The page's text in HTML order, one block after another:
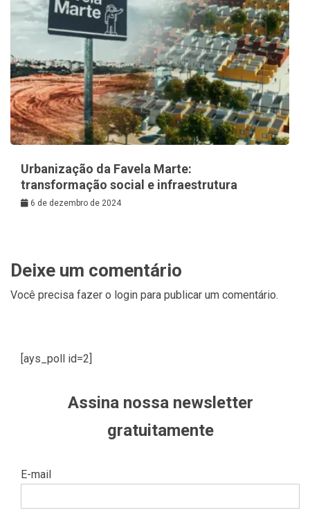
Urbanização da Favela Marte:
transformação social e infraestrutura
6 de dezembro de 2024
Deixe um comentário
Você precisa fazer o login para publicar um comentário.
[ays_poll id=2]
Assina nossa newsletter
gratuitamente
E-mail